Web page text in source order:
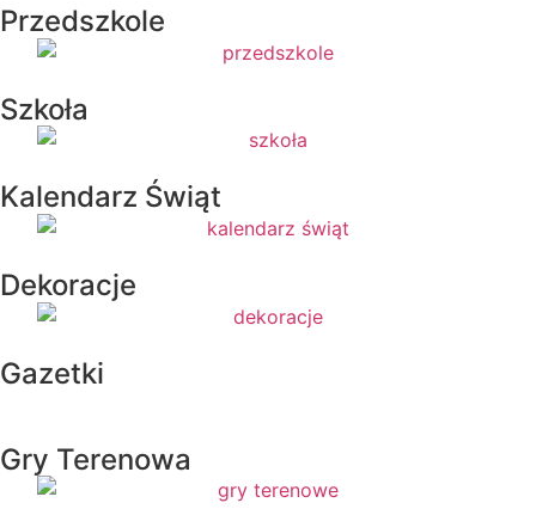
Przedszkole
Szkoła
Kalendarz Świąt
Dekoracje
Gazetki
Gry Terenowa